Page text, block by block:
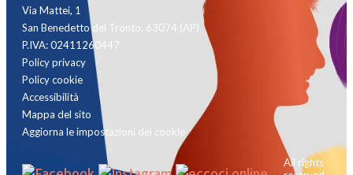
Via Mattei, 1
San Benedetto del Tronto, 63074 (AP)
P.IVA: 02411260447
Policy privacy
Policy cookie
Accessibilità
Mappa del sito
Aggiorna le impostazioni dei cookie
All rights